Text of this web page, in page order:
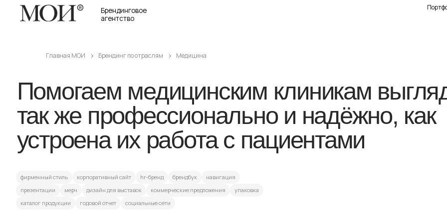
Брендинговое
агентство
Главная МОИ Брендинг по отраслям Медицина
Помогаем медицинским клиникам выглядеть
так же профессионально и надёжно, как
устроена их работа с пациентами
каталог продукции
годовой отчет социальные сети